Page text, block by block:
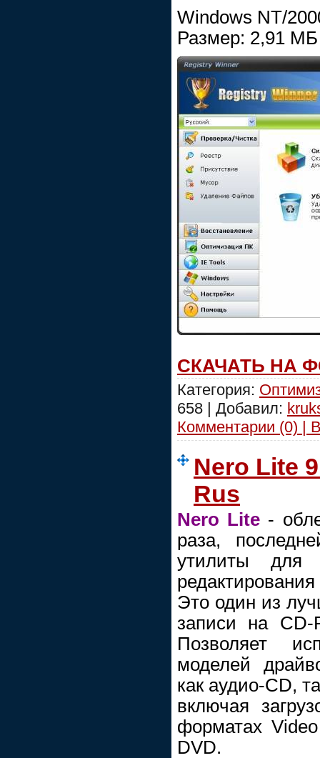
Windows NT/
Размер: 2,91 МБ
СКАЧАТЬ НА
Категория:
658 | Добавил:
Комментарии (0) |
Nero Lite
Rus
Nero Lite -
раза,
утилиты
Это один из
записи на
Позволяет
моделей
как аудио-CD,
включая
форматах
DVD.